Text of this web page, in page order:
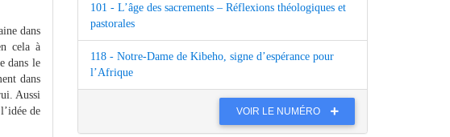
dans
cela à
dans le
dans
Aussi
de
101 - L’âge des sacrements – Réflexions théologiques et
pastorales
118 - Notre-Dame de Kibeho, signe d’espérance pour
l’Afrique
VOIR LE NUMÉRO